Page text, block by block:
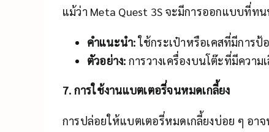
แม้ว่า Meta Quest 3S จะมีการออกแบบที่ท
คำแนะนำ:ใช้กระเป๋าหรือเคสที่มีการป้
ตัวอย่าง: การวางเครื่องบนโต๊ะที่มีความ
7. การใช้งานแบตเตอรี่จนหมดเกลี้ยง
การปล่อยให้แบตเตอรี่หมดเกลี้ยงบ่อย ๆ อา